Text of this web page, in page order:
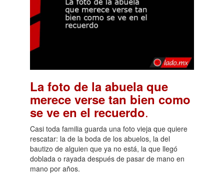
La foto de la abuela que
merece verse tan bien como
se ve en el recuerdo.
Casi toda familia guarda una foto vieja que quiere
rescatar: la de la boda de los abuelos, la del
bautizo de alguien que ya no está, la que llegó
doblada o rayada después de pasar de mano en
mano por años.